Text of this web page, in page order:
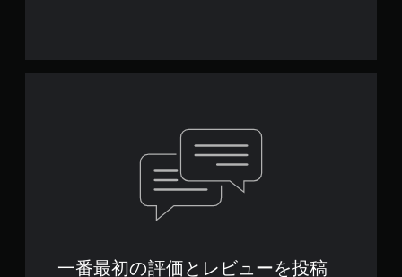
一番最初の評価とレビューを投稿